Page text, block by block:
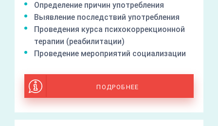
Определение причин употребления
Выявление последствий употребления
Проведения курса психокоррекционной
терапии (реабилитации)
Проведение мероприятий социализации
ПОДРОБНЕЕ